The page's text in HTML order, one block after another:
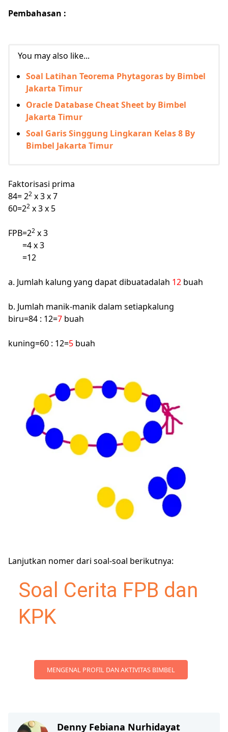
Pembahasan :
You may also like...
Soal Latihan Teorema Phytagoras by Bimbel
Jakarta Timur
Oracle Database Cheat Sheet by Bimbel
Jakarta Timur
Soal Garis Singgung Lingkaran Kelas 8 By
Bimbel Jakarta Timur
Faktorisasi prima
84= 22 x 3 x 7
60=22 x 3 x 5
FPB=22 x 3
=4 x 3
=12
a. Jumlah kalung yang dapat dibuatadalah 12 buah
b. Jumlah manik-manik dalam setiapkalung
biru=84 : 12=7 buah
kuning=60 : 12=5 buah
Lanjutkan nomer dari soal-soal berikutnya:
Soal Cerita FPB dan
KPK
MENGENAL PROFIL DAN AKTIVITAS BIMBEL
Denny Febiana Nurhidayat